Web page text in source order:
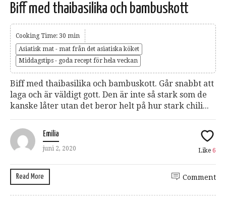
Biff med thaibasilika och bambuskott
Cooking Time: 30 min
Asiatisk mat - mat från det asiatiska köket
Middagstips - goda recept för hela veckan
Biff med thaibasilika och bambuskott. Går snabbt att
laga och är väldigt gott. Den är inte så stark som de
kanske låter utan det beror helt på hur stark chili...
Emilia
juni 2, 2020 Like 6
Read More Comment